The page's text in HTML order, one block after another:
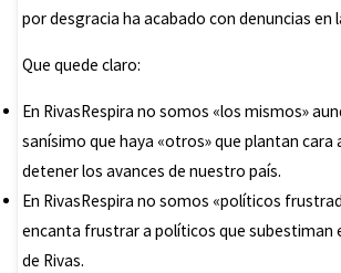
por desgracia ha acabado con denuncias en
Que quede claro:
En RivasRespira no somos «los mismos»
sanísimo que haya «otros» que plantan cara
detener los avances de nuestro país.
En RivasRespira no somos «políticos
encanta frustrar a políticos que subestiman
de Rivas.